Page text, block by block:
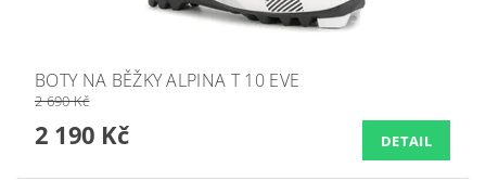
BOTY NA BĚŽKY ALPINA T 10 EVE
2 690 Kč
2 190 Kč DETAIL